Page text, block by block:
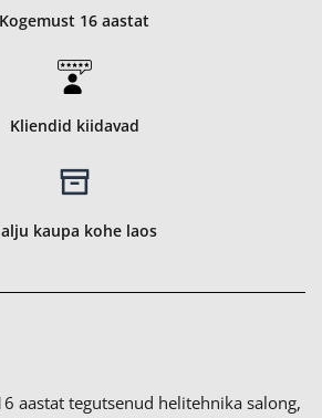
Kogemust 16 aastat
Kliendid kiidavad
kaupa kohe laos
aastat tegutsenud helitehnika salong,